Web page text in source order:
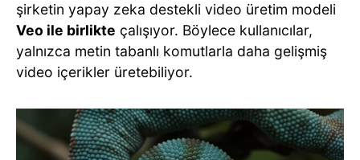
şirketin yapay zeka destekli video üretim modeli
Veo ile birlikte çalışıyor. Böylece kullanıcılar,
yalnızca metin tabanlı komutlarla daha gelişmiş
video içerikler üretebiliyor.